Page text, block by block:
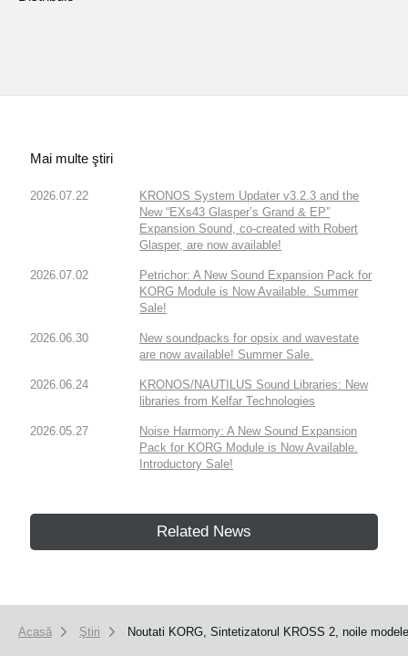
Mai multe ştiri
2026.07.22
KRONOS System Updater v3.2.3 and the
New “EXs43 Glasper’s Grand & EP”
Expansion Sound, co-created with Robert
Glasper, are now available!
2026.07.02
Petrichor: A New Sound Expansion Pack for
KORG Module is Now Available. Summer
Sale!
2026.06.30
New soundpacks for opsix and wavestate
are now available! Summer Sale.
2026.06.24
KRONOS/NAUTILUS Sound Libraries: New
libraries from Kelfar Technologies
2026.05.27
Noise Harmony: A New Sound Expansion
Pack for KORG Module is Now Available.
Introductory Sale!
Related News
Acasă Ştiri Noutati KORG, Sintetizatorul KROSS 2, noile